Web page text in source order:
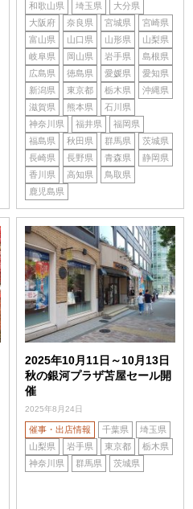
和歌山県
埼玉県
大分県
大阪府
奈良県 宮城県
宮崎県
富山県
山口県 山形県
山梨県
岐阜県
岡山県 岩手県
島根県
広島県
徳島県 愛媛県
愛知県
新潟県
東京都 栃木県
沖縄県
滋賀県
熊本県
石川県
神奈川県
福井県
福岡県
福島県
秋田県 群馬県
茨城県
長崎県
長野県 青森県
静岡県
香川県
高知県
鳥取県
鹿児島県
2025年10月11日～10月13日
秋の銀河プラザ苫屋セール開
催
2025年8月24日
催事・出店情報 千葉県
埼玉県
山梨県
岩手県 東京都
栃木県
神奈川県
群馬県 茨城県